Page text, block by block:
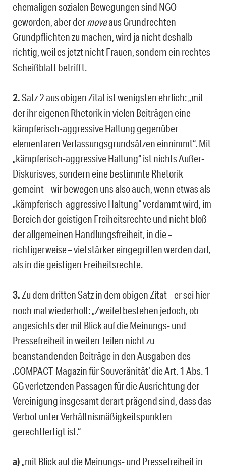
ehemaligen sozialen Bewegungen sind NGO
geworden, aber dermoveaus Grundrechten
Grundpflichten zu machen, wird ja nicht deshalb
richtig, weil es jetzt nicht Frauen, sondern ein rechtes
Scheißblatt betrifft.
2.Satz 2 aus obigen Zitat ist wenigsten ehrlich: „mit
der ihr eigenen Rhetorik in vielen Beiträgen eine
kämpferisch-aggressive Haltung gegenüber
elementaren Verfassungsgrundsätzen einnimmt“. Mit
„kämpferisch-aggressive Haltung“ ist nichts Außer-
Diskurisves, sondern eine bestimmte Rhetorik
gemeint – wir bewegen uns also auch, wenn etwas als
„kämpferisch-aggressive Haltung“ verdammt wird, im
Bereich der geistigen Freiheitsrechte und nicht bloß
der allgemeinen Handlungsfreiheit, in die –
richtigerweise – viel stärker eingegriffen werden darf,
als in die geistigen Freiheitsrechte.
3.Zu dem dritten Satz in dem obigen Zitat – er sei hier
noch mal wiederholt: „Zweifel bestehen jedoch, ob
angesichts der mit Blick auf die Meinungs- und
Pressefreiheit in weiten Teilen nicht zu
beanstandenden Beiträge in den Ausgaben des
‚COMPACT-Magazin für Souveränität‘ die Art. 1 Abs. 1
GG verletzenden Passagen für die Ausrichtung der
Vereinigung insgesamt derart prägend sind, dass das
Verbot unter Verhältnismäßigkeitspunkten
gerechtfertigt ist.“
a)„mit Blick auf die Meinungs- und Pressefreiheit in